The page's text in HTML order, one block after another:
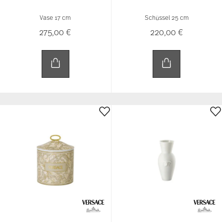
Vase 17 cm
275,00 €
Schüssel 25 cm
220,00 €